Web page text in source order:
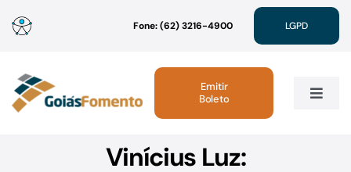
para
conteúdo
Fone: (62) 3216-4900 LGPD
Toggle
Emitir
Boleto
Vinícius Luz: